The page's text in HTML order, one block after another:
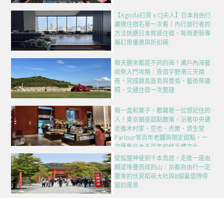
【Agoda訂房 x CJ夫人】日本自由行
嚴選住宿名單一次看！內行旅行者的
方法挑選日本質感住宿，每周更新專
屬訂房優惠與折扣碼
每天醒來都是不同的海！瀨戶內海藝
術祭入門攻略：夜宿宇野港三天兩
夜，完成跳島直島與豐島、藝術祭護
照、交通住宿一次整理
每一盒和菓子，都藏著一位想記住的
人！東京銀座甜點散策，沿著中央通
走進木村家、空也、虎屋、資生堂
Parlour等百年老舖與限定甜點，一
次匯集日本五百年的伴手禮文化
從狐狸神使到千本鳥居，走進一座由
願望堆疊而成的山｜京都自由行一定
要來的伏見稻荷大社與8個最值得停
留的風景